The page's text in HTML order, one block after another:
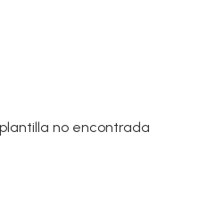
no encontrada